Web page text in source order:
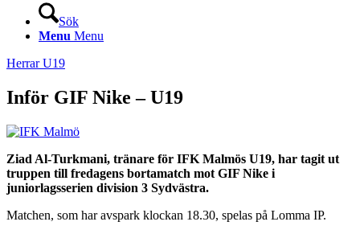
Sök
Menu Menu
Herrar U19
Inför GIF Nike – U19
Ziad Al-Turkmani, tränare för IFK Malmös U19, har tagit ut
truppen till fredagens bortamatch mot GIF Nike i
juniorlagsserien division 3 Sydvästra.
Matchen, som har avspark klockan 18.30, spelas på Lomma IP.